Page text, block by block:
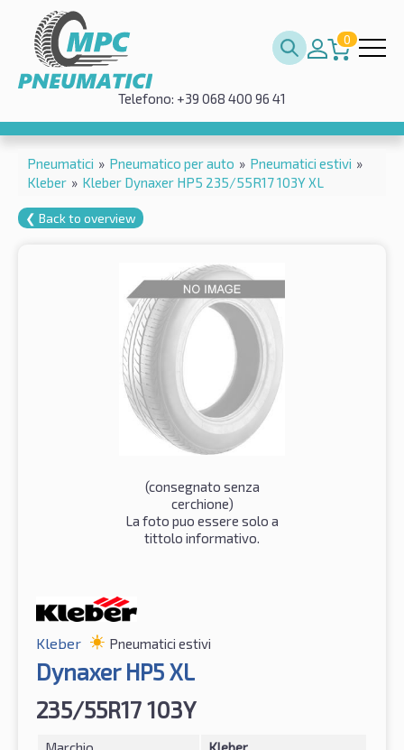
0
Telefono: +39 068 400 96 41
Pneumatici » Pneumatico per auto » Pneumatici estivi »
Kleber » Kleber Dynaxer HP5 235/55R17 103Y XL
❮ Back to overview
(consegnato senza
cerchione)
La foto puo essere solo a
tittolo informativo.
Kleber Pneumatici estivi
Dynaxer HP5 XL
235/55R17 103Y